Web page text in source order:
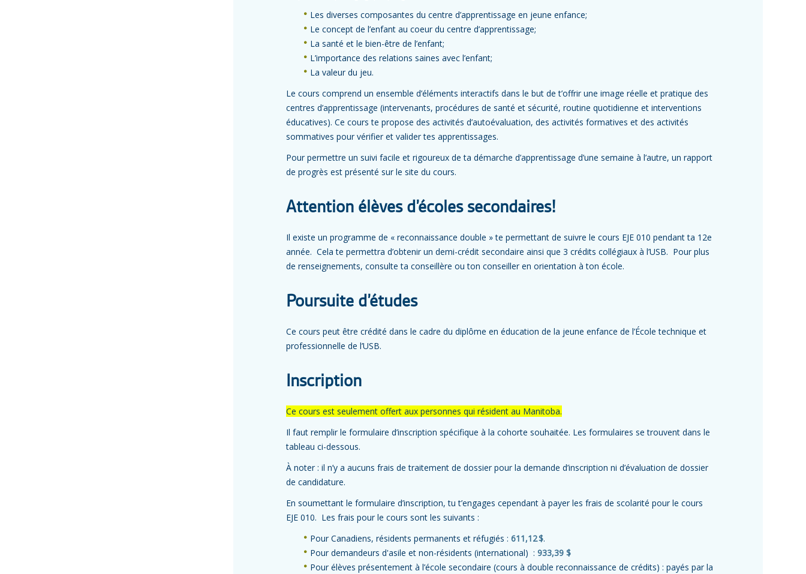
Les diverses composantes du centre d’apprentissage en jeune enfance;
Le concept de l’enfant au coeur du centre d’apprentissage;
La santé et le bien-être de l’enfant;
L’importance des relations saines avec l’enfant;
La valeur du jeu.
Le cours comprend un ensemble d’éléments interactifs dans le but de t’offrir une image réelle et pratique des
centres d’apprentissage (intervenants, procédures de santé et sécurité, routine quotidienne et interventions
éducatives). Ce cours te propose des activités d’autoévaluation, des activités formatives et des activités
sommatives pour vérifier et valider tes apprentissages.
Pour permettre un suivi facile et rigoureux de ta démarche d’apprentissage d’une semaine à l’autre, un rapport
de progrès est présenté sur le site du cours.
Attention élèves d’écoles secondaires!
Il existe un programme de « reconnaissance double » te permettant de suivre le cours EJE 010 pendant ta 12e
année. Cela te permettra d’obtenir un demi-crédit secondaire ainsi que 3 crédits collégiaux à l’USB. Pour plus
de renseignements, consulte ta conseillère ou ton conseiller en orientation à ton école.
Poursuite d’études
Ce cours peut être crédité dans le cadre du diplôme en éducation de la jeune enfance de l’École technique et
professionnelle de l’USB.
Inscription
Ce cours est seulement offert aux personnes qui résident au Manitoba.
Il faut remplir le formulaire d’inscription spécifique à la cohorte souhaitée. Les formulaires se trouvent dans le
tableau ci-dessous.
À noter : il n’y a aucuns frais de traitement de dossier pour la demande d’inscription ni d’évaluation de dossier
de candidature.
En soumettant le formulaire d’inscription, tu t’engages cependant à payer les frais de scolarité pour le cours
EJE 010. Les frais pour le cours sont les suivants :
Pour Canadiens, résidents permanents et réfugiés : 611,12 $.
Pour demandeurs d'asile et non-résidents (international) : 933,39 $
Pour élèves présentement à l’école secondaire (cours à double reconnaissance de crédits) : payés par la